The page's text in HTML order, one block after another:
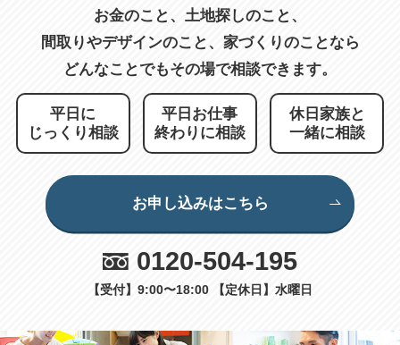
お金のこと、土地探しのこと、
間取りやデザインのこと、 家づくりのことなら
どんなことでもその場で相談できます。
平日に
じっくり相談
平日お仕事
終わりに相談
休日家族と
一緒に相談
お申し込みはこちら
0120-504-195
【受付】9:00〜18:00 【定休日】水曜日